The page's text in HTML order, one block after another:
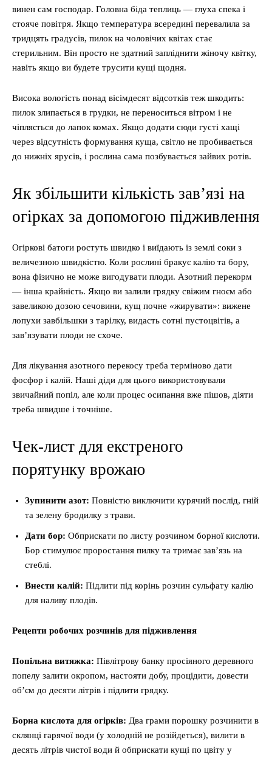
винен сам господар. Головна біда теплиць — глуха спека і
стояче повітря. Якщо температура всередині перевалила за
тридцять градусів, пилок на чоловічих квітах стає
стерильним. Він просто не здатний запліднити жіночу квітку,
навіть якщо ви будете трусити кущі щодня.
Висока вологість понад вісімдесят відсотків теж шкодить:
пилок злипається в грудки, не переноситься вітром і не
чіпляється до лапок комах. Якщо додати сюди густі хащі
через відсутність формування куща, світло не пробивається
до нижніх ярусів, і рослина сама позбувається зайвих ротів.
Як збільшити кількість зав’язі на
огірках за допомогою підживлення
Огіркові батоги ростуть швидко і виїдають із землі соки з
величезною швидкістю. Коли рослині бракує калію та бору,
вона фізично не може вигодувати плоди. Азотний перекорм
— інша крайність. Якщо ви залили грядку свіжим гноєм або
завеликою дозою сечовини, кущ почне «жирувати»: вижене
лопухи завбільшки з тарілку, видасть сотні пустоцвітів, а
зав’язувати плоди не схоче.
Для лікування азотного перекосу треба терміново дати
фосфор і калій. Наші діди для цього використовували
звичайний попіл, але коли процес осипання вже пішов, діяти
треба швидше і точніше.
Чек-лист для екстреного
порятунку врожаю
Зупинити азот: Повністю виключити курячий послід, гній
та зелену бродилку з трави.
Дати бор: Обприскати по листу розчином борної кислоти.
Бор стимулює проростання пилку та тримає зав’язь на
стеблі.
Внести калій: Підлити під корінь розчин сульфату калію
для наливу плодів.
Рецепти робочих розчинів для підживлення
Попільна витяжка: Півлітрову банку просіяного деревного
попелу залити окропом, настояти добу, процідити, довести
об’єм до десяти літрів і підлити грядку.
Борна кислота для огірків: Два грами порошку розчинити в
склянці гарячої води (у холодній не розійдеться), вилити в
десять літрів чистої води й обприскати кущі по цвіту у